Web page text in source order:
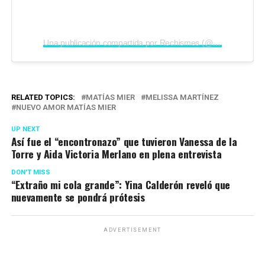
Una publicación compartida por Rechismes (@rechismes)
RELATED TOPICS: MATÍAS MIER
MELISSA MARTÍNEZ
NUEVO AMOR MATÍAS MIER
UP NEXT
Así fue el “encontronazo” que tuvieron Vanessa de la
Torre y Aida Victoria Merlano en plena entrevista
DON'T MISS
“Extraño mi cola grande”: Yina Calderón reveló que
nuevamente se pondrá prótesis
ADVERTISEMENT